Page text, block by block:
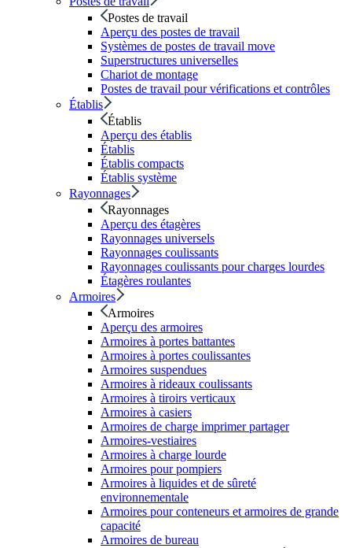
Postes de travail
Aperçu des postes de travail
Systèmes de postes de travail move
Superstructures universelles
Chariot de montage
Postes de travail pour vérifications et contrôles
Établis
Établis
Aperçu des établis
Établis
Établis compacts
Établis système
Rayonnages
Rayonnages
Aperçu des étagères
Rayonnages universels
Rayonnages coulissants
Rayonnages coulissants pour charges lourdes
Étagères roulantes
Armoires
Armoires
Aperçu des armoires
Armoires à portes battantes
Armoires à portes coulissantes
Armoires suspendues
Armoires à rideaux coulissants
Armoires à tiroirs verticaux
Armoires à casiers
Armoires de charge imprimer partager
Armoires-vestiaires
Armoires à charge lourde
Armoires pour pompiers
Armoires à liquides et de sûreté
environnementale
Armoires pour conteneurs et armoires de grande
capacité
Armoires de bureau